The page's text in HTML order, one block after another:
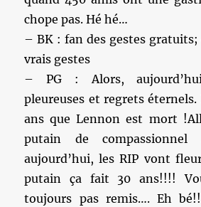
chope pas. Hé hé…
– BK : fan des gestes gratuits;
vrais gestes
– PG : Alors,
pleureuses et regrets
ans que Lennon est mort
putain de
aujourd’hui, les RIP vont
putain ça fait 30 ans!!!!
toujours pas remis…. Eh